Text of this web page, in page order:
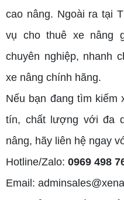
cao nâng. Ngoài ra tại
vụ cho thuê xe nâng
chuyên nghiệp, nhanh
xe nâng chính hãng.
Nếu bạn đang tìm kiếm
tín, chất lượng với đa
nâng, hãy liên hệ ngay
Hotline/Zalo: 0969 498
Email: